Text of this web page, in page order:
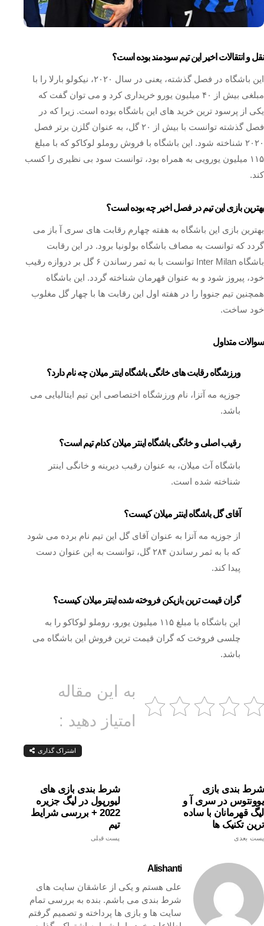
نقل و انتقالات اخیر این تیم سودمند بوده است؟
این باشگاه در فصل گذشته، یعنی در سال ۲۰۲۰، نیکولو بارلا را با
مبلغی بیش از ۴۰ میلیون یورو خریداری کرد و می توان گفت که
یکی از پرسود ترین خرید های این باشگاه بوده است. زیرا که در
فصل گذشته توانست با بیش از ۲۰ گل، به عنوان گلزن برتر فصل
۲۰۲۰ شناخته شود. این باشگاه با فروش روملو لوکاکو که با مبلغ
۱۱۵ میلیون یورویی به همراه بود، توانست سود بی نظیری را کسب
کند.
بهترین بازی این تیم در فصل اخیر چه بوده است؟
بهترین بازی این باشگاه به هفته چهارم رقابت های سری آ باز می
گردد که توانست به مصاف باشگاه بولونیا برود. در این رقابت
باشگاه Inter Milan توانست با به ثمر رساندن ۶ گل بر دروازه رقیب
خود، پیروز شود و به عنوان قهرمان شناخته گردد. این باشگاه
همچنین تیم جنووا را در هفته اول این رقابت ها با چهار گل مغلوب
خود ساخت.
سوالات متداول
ورزشگاه رقابت های خانگی باشگاه اینتر میلان چه نام دارد؟
جوزپه مه آتزا، نام ورزشگاه اختصاصی این تیم ایتالیایی می
باشد.
رقیب اصلی و خانگی باشگاه اینتر میلان کدام تیم است؟
باشگاه آث میلان، به عنوان رقیب دیرینه و خانگی اینتر
شناخته شده است.
آقای گل باشگاه اینتر میلان کیست؟
از جوزپه مه آتزا به عنوان آقای گل این تیم نام برده می شود
که با به ثمر رساندن ۲۸۴ گل، توانست به این عنوان دست
پیدا کند.
گران قیمت ترین بازیکن فروخته شده اینتر میلان کیست؟
این باشگاه با مبلغ ۱۱۵ میلیون یورو، روملو لوکاکو را به
چلسی فروخت که گران قیمت ترین فروش این باشگاه می
باشد.
به این مقاله
امتیاز دهید :
اشتراک گذاری
شرط بندی بازی های
لیورپول در لیگ جزیره
2022 + بررسی شرایط
تیم
پست قبلی
شرط بندی بازی
یوونتوس در سری آ و
لیگ قهرمانان با ساده
ترین تکنیک ها
پست بعدی
Alishanti
علی هستم و یکی از عاشقان سایت های
شرط بندی می باشم. بنده به بررسی تمام
سایت ها و بازی ها پرداخته و تصمیم گرفتم